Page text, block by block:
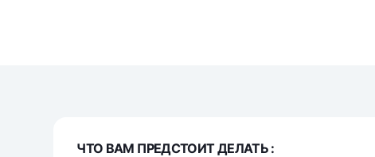
ЧТО ВАМ ПРЕДСТОИТ ДЕЛАТЬ :